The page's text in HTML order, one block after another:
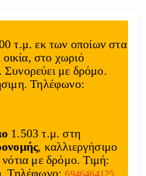
τ.μ. εκ των οποίων στα
οικία, στο χωριό
Συνορεύει με δρόμο.
Τηλέφωνο:
1.503 τ.μ. στη
, καλλιεργήσιμο
με δρόμο. Τιμή:
Τηλέφωνο: